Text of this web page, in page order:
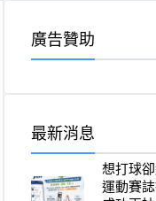
廣告贊助
最新消息
想打球
運動賽